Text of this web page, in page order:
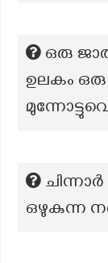
ഒരു
ഉലകം
ഒഴുകുന്ന